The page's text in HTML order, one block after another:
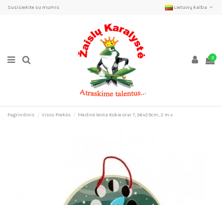
Susisiekite su mumis Lietuvių kalba
0
Pagrindinis Visos Prekės Medinė lenta Kokie orai ?, 36x29cm, 2 m.+